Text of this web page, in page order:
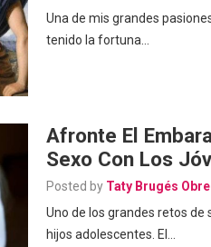
Una de mis grandes
tenido la fortuna…
Afronte El
Sexo Con Los
Posted by Taty Brugés
Uno de los grandes retos de
hijos adolescentes. El…